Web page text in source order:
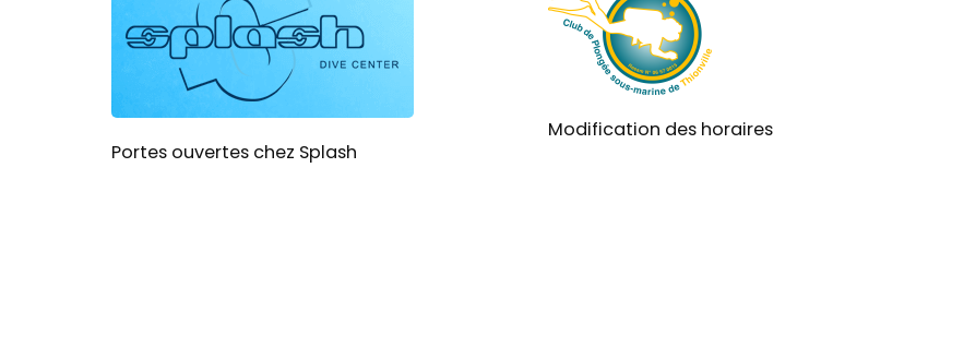
Portes ouvertes chez Splash
Modification des horaires